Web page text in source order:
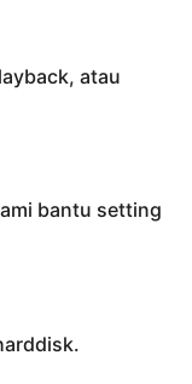
atau
bantu setting